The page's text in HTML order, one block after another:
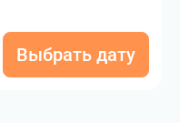
Выбрать дату